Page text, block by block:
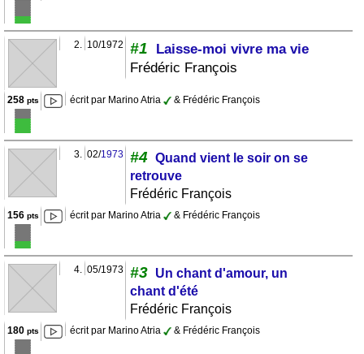
2. 10/1972 #1
Laisse-moi vivre ma vie
Frédéric François
258pts écrit par Marino Atria & Frédéric François
3. 02/1973 #4 Quand vient le soir on se
retrouve
Frédéric François
156pts écrit par Marino Atria & Frédéric François
4. 05/1973 #3 Un chant d'amour, un
chant d'été
Frédéric François
180pts écrit par Marino Atria & Frédéric François